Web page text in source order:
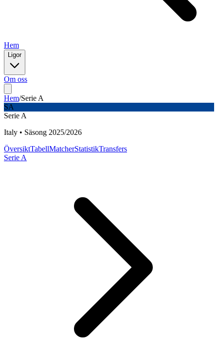
Hem
Ligor
Om oss
Hem/Serie A
SA
Serie A
Italy • Säsong 2025/2026
ÖversiktTabellMatcherStatistikTransfers
Serie A